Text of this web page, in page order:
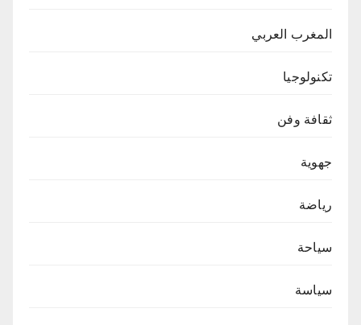
المغرب العربي
تكنولوجيا
ثقافة وفن
جهوية
رياضة
سياحة
سياسة